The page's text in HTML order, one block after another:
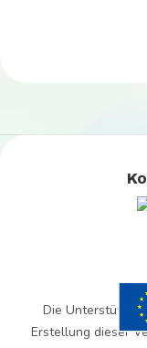
Die
Erstellung dieser